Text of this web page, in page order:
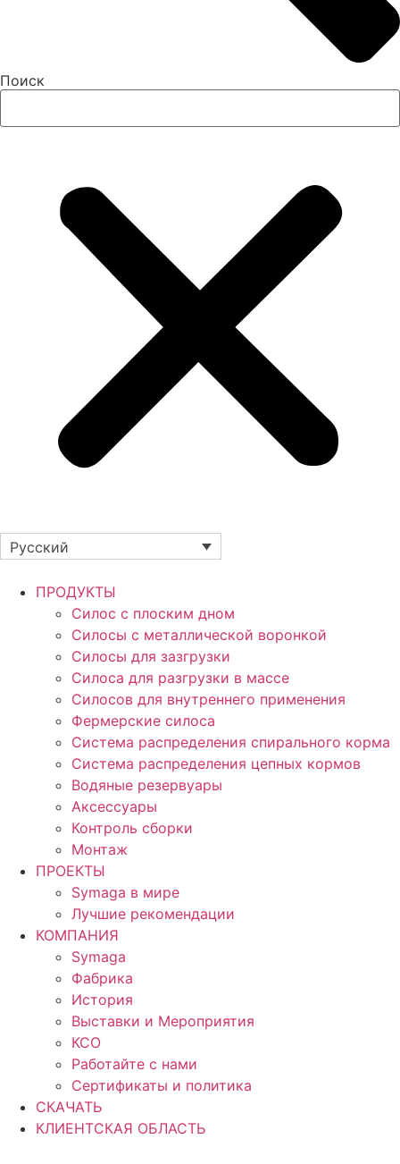
Поиск
Русский
ПРОДУКТЫ
Силос с плоским дном
Силосы с металлической воронкой
Силосы для зазгрузки
Силоса для разгрузки в массе
Силосов для внутреннего применения
Фермерские силоса
Система распределения спирального корма
Система распределения цепных кормов
Водяные резервуары
Аксессуары
Контроль сборки
Монтаж
ПРОЕКТЫ
Symaga в мире
Лучшие рекомендации
КОМПАНИЯ
Symaga
Фабрика
История
Выставки и Мероприятия
КСО
Работайте с нами
Сертификаты и политика
СКАЧАТЬ
КЛИЕНТСКАЯ ОБЛАСТЬ